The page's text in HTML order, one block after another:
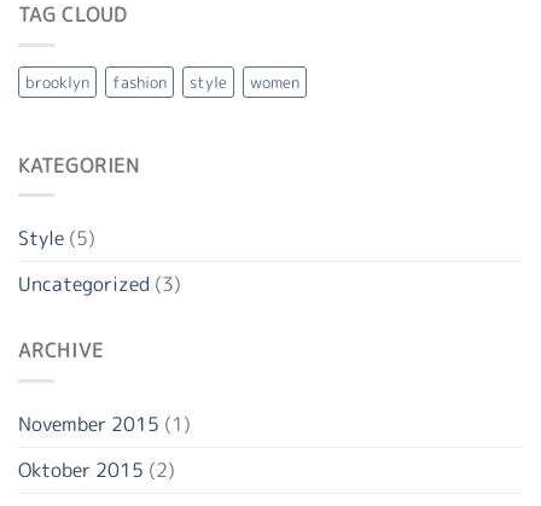
TAG CLOUD
brooklyn fashion style women
KATEGORIEN
Style (5)
Uncategorized (3)
ARCHIVE
November 2015 (1)
Oktober 2015 (2)